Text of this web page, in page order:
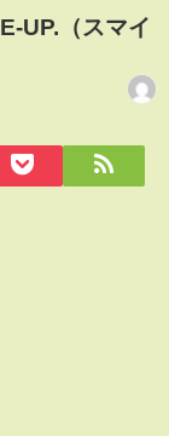
UP.（スマイ